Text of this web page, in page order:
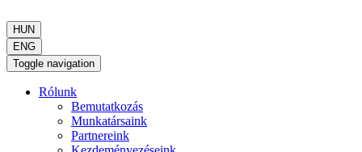
HUN
ENG
Toggle navigation
Rólunk
Bemutatkozás
Munkatársaink
Partnereink